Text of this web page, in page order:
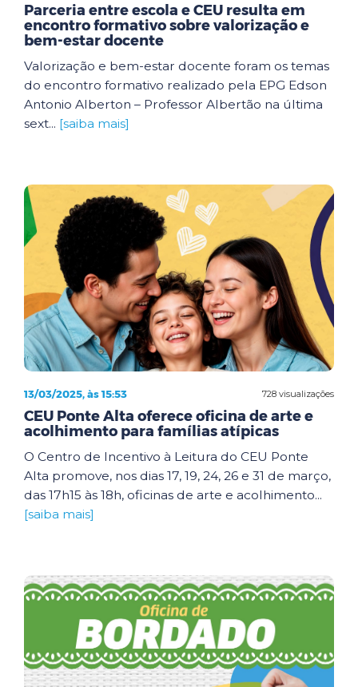
Parceria entre escola e CEU resulta em
encontro formativo sobre valorização e
bem-estar docente
Valorização e bem-estar docente foram os temas
do encontro formativo realizado pela EPG Edson
Antonio Alberton – Professor Albertão na última
sext... [saiba mais]
728 visualizações
13/03/2025, às 15:53
CEU Ponte Alta oferece oficina de arte e
acolhimento para famílias atípicas
O Centro de Incentivo à Leitura do CEU Ponte
Alta promove, nos dias 17, 19, 24, 26 e 31 de março,
das 17h15 às 18h, oficinas de arte e acolhimento...
[saiba mais]